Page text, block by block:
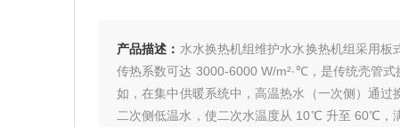
产品描述： 水水换热机组维护水水换热机组采用板
传热系数可达 3000-6000 W/m²·℃，是传统壳管式
如，在集中供暖系统中，高温热水（一次侧）通过
二次侧低温水，使二次水温度从 10℃ 升至 60℃，